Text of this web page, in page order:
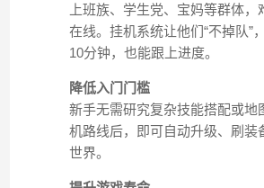
上班族、学生党、宝妈等群体，
在线。挂机系统让他们“不掉队”
10分钟，也能跟上进度。
降低入门门槛
新手无需研究复杂技能搭配或地
机路线后，即可自动升级、刷装
世界。